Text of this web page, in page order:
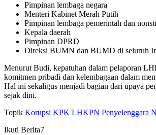
Pimpinan lembaga negara
Menteri Kabinet Merah Putih
Pimpinan lembaga pemerintah dan
Kepala daerah
Pimpinan DPRD
Direksi BUMN dan BUMD di seluruh
Menurut Budi, kepatuhan dalam pelaporan
komitmen pribadi dan kelembagaan dalam
Hal ini sekaligus menjadi bagian dari upaya
sejak dini.
Topik Korupsi KPK LHKPN Penyelenggara
Ikuti Berita7